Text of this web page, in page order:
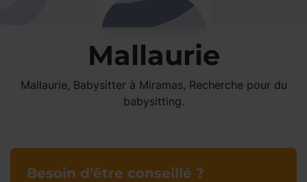
Mallaurie
Mallaurie, Babysitter à Miramas, Recherche pour du
babysitting.
Besoin d’être conseillé ?